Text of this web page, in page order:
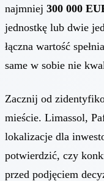
najmniej 300 000
jednostkę lub dwie
łączna wartość
same w sobie nie
Zacznij od
mieście. Limassol,
lokalizacje dla
potwierdzić, czy
przed podjęciem